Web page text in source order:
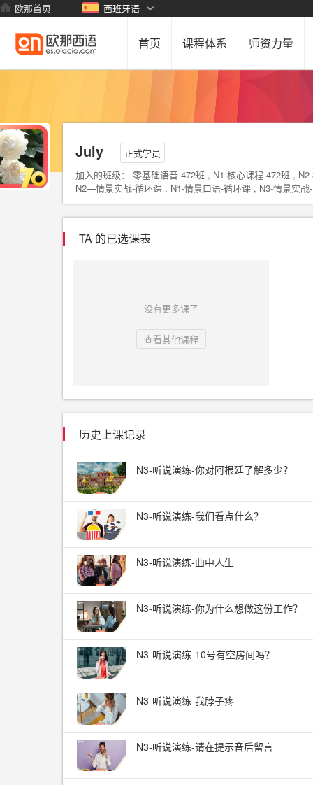
欧那首页 西班牙语
首页 课程体系 师资力量
July
正式学员
加入的班级： 零基础语音-472班 , N1-核心课程-472班 ,
N2—情景实战-循环课 , N1-情景口语-循环课 , N3-情景实
TA 的已选课表
没有更多课了
查看其他课程
历史上课记录
N3-听说演练-你对阿根廷了解多少？
N3-听说演练-我们看点什么？
N3-听说演练-曲中人生
N3-听说演练-你为什么想做这份工作？
N3-听说演练-10号有空房间吗？
N3-听说演练-我脖子疼
N3-听说演练-请在提示音后留言